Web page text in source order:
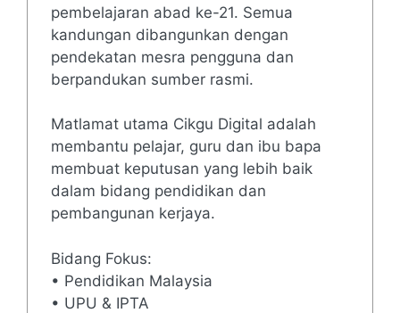
pembelajaran abad ke-21. Semua
kandungan dibangunkan dengan
pendekatan mesra pengguna dan
berpandukan sumber rasmi.
Matlamat utama Cikgu Digital adalah
membantu pelajar, guru dan ibu bapa
membuat keputusan yang lebih baik
dalam bidang pendidikan dan
pembangunan kerjaya.
Bidang Fokus:
• Pendidikan Malaysia
• UPU & IPTA